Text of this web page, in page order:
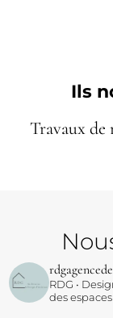
Ils
Travaux de
RDG •
des